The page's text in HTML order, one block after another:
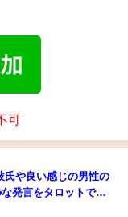
可
氏や良い感じの男性の
発言をタロットで詳